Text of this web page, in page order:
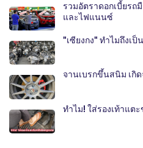
รวมอัตราดอกเบี้ยรถ
และไฟแนนซ์
"เซียงกง" ทำไมถึงเ
จานเบรกขึ้นสนิม เกิ
ทำไม! ใส่รองเท้าแต